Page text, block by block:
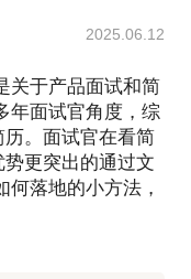
2025.06.12
关于产品面试和简
年面试官角度，综
。面试官在看简
更突出的通过文
落地的小方法，